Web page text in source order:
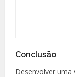
Conclusão
Desenvolver